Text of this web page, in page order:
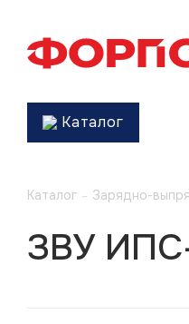
Каталог
Каталог - Зарядно-
ЗВУ